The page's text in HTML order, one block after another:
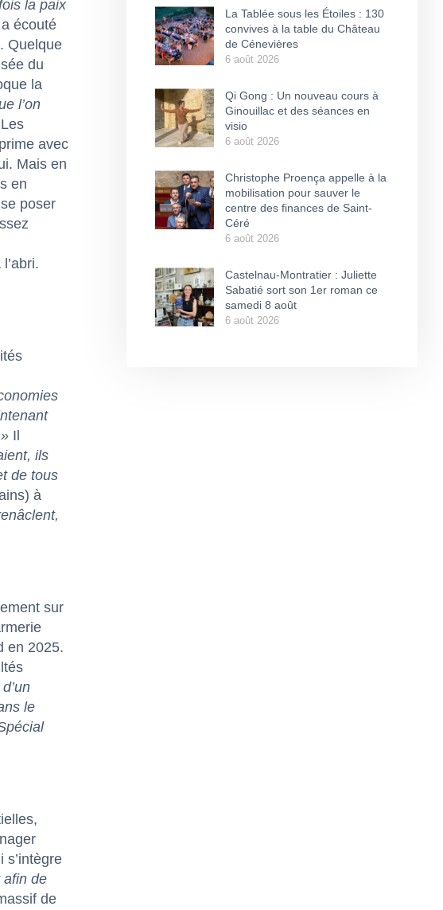
la paix
écouté
Quelque
du
la
l’on
avec
Mais en
en
poser
Il
ils
de tous
à
sur
en 2025.
le
s’intègre
afin de
de
La Tablée sous les Étoiles : 130
convives à la table du Château
de Cénevières
6 août 2026
Qi Gong : Un nouveau cours à
Ginouillac et des séances en
visio
6 août 2026
Christophe Proença appelle à la
mobilisation pour sauver le
centre des finances de Saint-
Céré
6 août 2026
Castelnau-Montratier : Juliette
Sabatié sort son 1er roman ce
samedi 8 août
6 août 2026